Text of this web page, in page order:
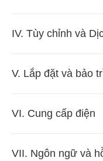
IV. Tùy chỉnh và
V. Lắp đặt và bảo
VI. Cung cấp điện
VII. Ngôn ngữ và